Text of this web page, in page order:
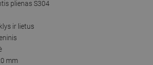
plienas S304
ir lietus
mm